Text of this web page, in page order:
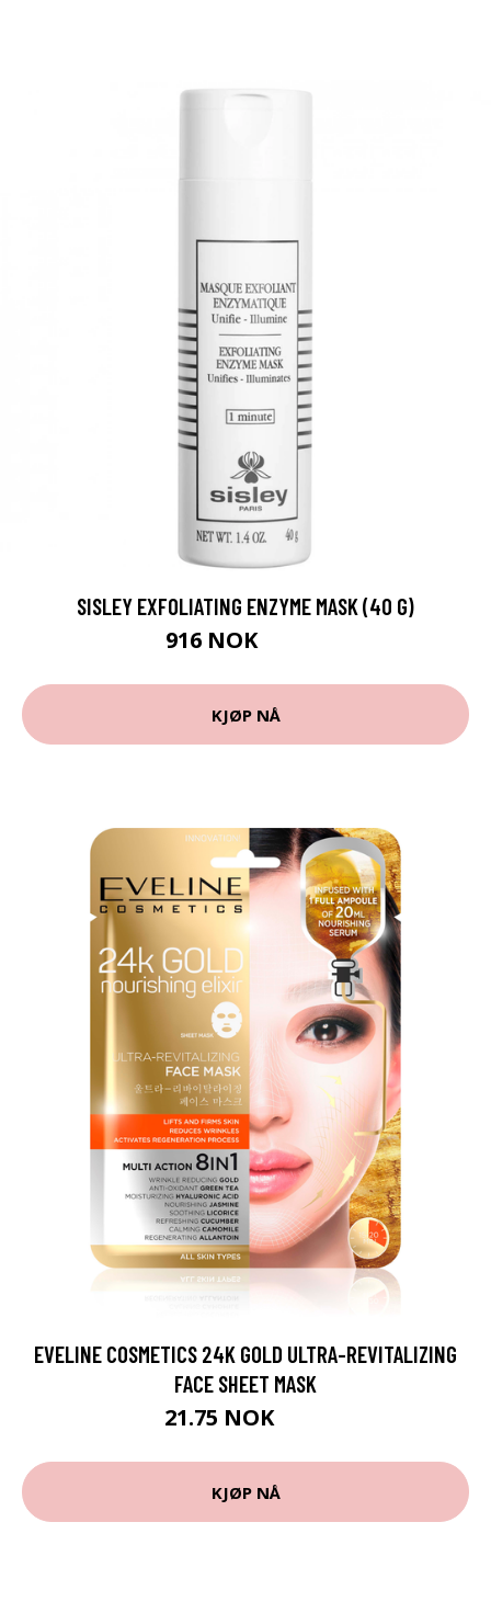
SISLEY EXFOLIATING ENZYME MASK (40 G)
916 NOK
KJØP NÅ
EVELINE COSMETICS 24K GOLD ULTRA-REVITALIZING
FACE SHEET MASK
21.75 NOK
KJØP NÅ